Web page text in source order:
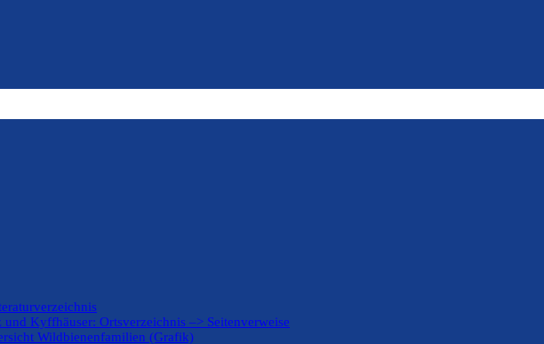
Kyffhäuser: Ortsverzeichnis –> Seitenverweise
Wildbienenfamilien (Grafik)